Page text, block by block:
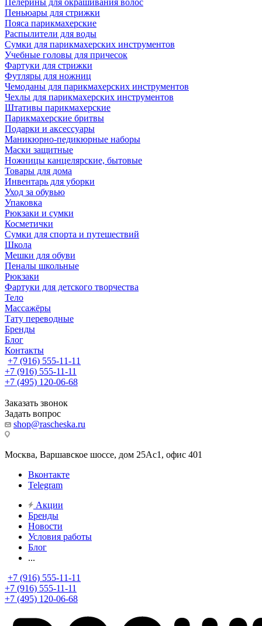
Пелерины для окрашивания волос
Пеньюары для стрижки
Пояса парикмахерские
Распылители для воды
Сумки для парикмахерских инструментов
Учебные головы для причесок
Фартуки для стрижки
Футляры для ножниц
Чемоданы для парикмахерских инструментов
Чехлы для парикмахерских инструментов
Штативы парикмахерские
Парикмахерские бритвы
Подарки и аксессуары
Маникюрно-педикюрные наборы
Маски защитные
Ножницы канцелярские, бытовые
Товары для дома
Инвентарь для уборки
Уход за обувью
Упаковка
Рюкзаки и сумки
Косметички
Сумки для спорта и путешествий
Школа
Мешки для обуви
Пеналы школьные
Рюкзаки
Фартуки для детского творчества
Тело
Массажёры
Тату переводные
Бренды
Блог
Контакты
+7 (916) 555-11-11
+7 (916) 555-11-11
+7 (495) 120-06-68
Заказать звонок
Задать вопрос
shop@rascheska.ru
Москва, Варшавское шоссе, дом 25Аc1, офис 401
Вконтакте
Telegram
Акции
Бренды
Новости
Условия работы
Блог
...
+7 (916) 555-11-11
+7 (916) 555-11-11
+7 (495) 120-06-68